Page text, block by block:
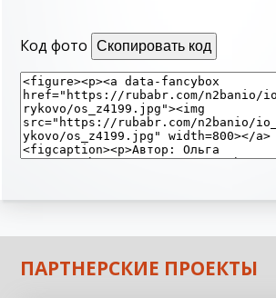
Код фото Скопировать код
ПАРТНЕРСКИЕ ПРОЕКТЫ